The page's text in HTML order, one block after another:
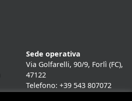
Sede operativa
Via Golfarelli, 90/9, Forlì (FC),
47122
Telefono: +39 543 807072